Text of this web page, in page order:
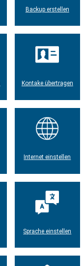
Backup erstellen
Kontake übertragen
Internet einstellen
Sprache einstellen